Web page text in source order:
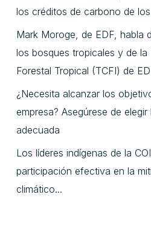
los créditos de carbono de
Mark Moroge, de EDF, habla
los bosques tropicales y de la
Forestal Tropical (TCFI) de
¿Necesita alcanzar los
empresa? Asegúrese de elegir
adecuada
Los líderes indígenas de la
participación efectiva en la
climático...